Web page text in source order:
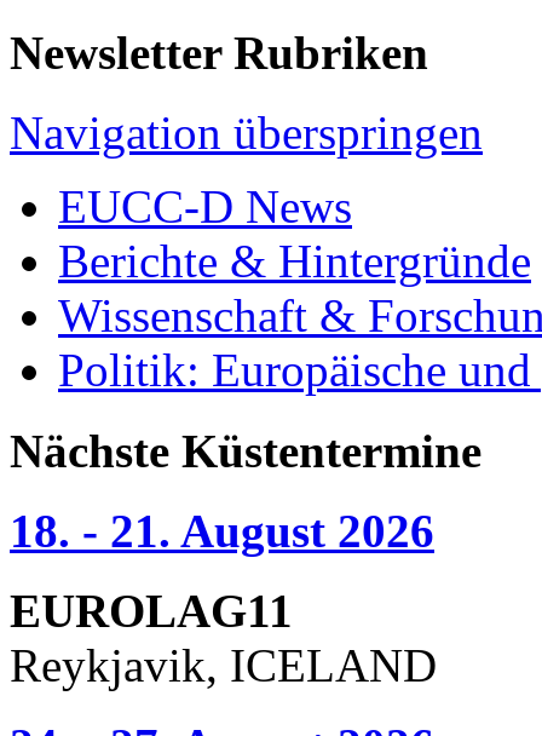
Newsletter Rubriken
Navigation überspringen
EUCC-D News
Berichte & Hintergründe
Wissenschaft &
Politik: Europäische
Nächste Küstentermine
18. - 21. August 2026
EUROLAG11
Reykjavik, ICELAND